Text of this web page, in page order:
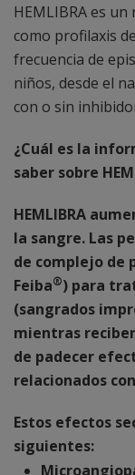
HEMLIBRA es
como profilaxis
frecuencia de
niños, desde el
con o sin
¿Cuál es la
saber sobre
HEMLIBRA
la sangre. Las
de complejo de
Feiba®) para
(sangrados
mientras
de padecer
relacionados
Estos efectos
siguientes: